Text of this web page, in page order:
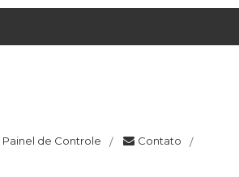
Painel de Controle / Contato /